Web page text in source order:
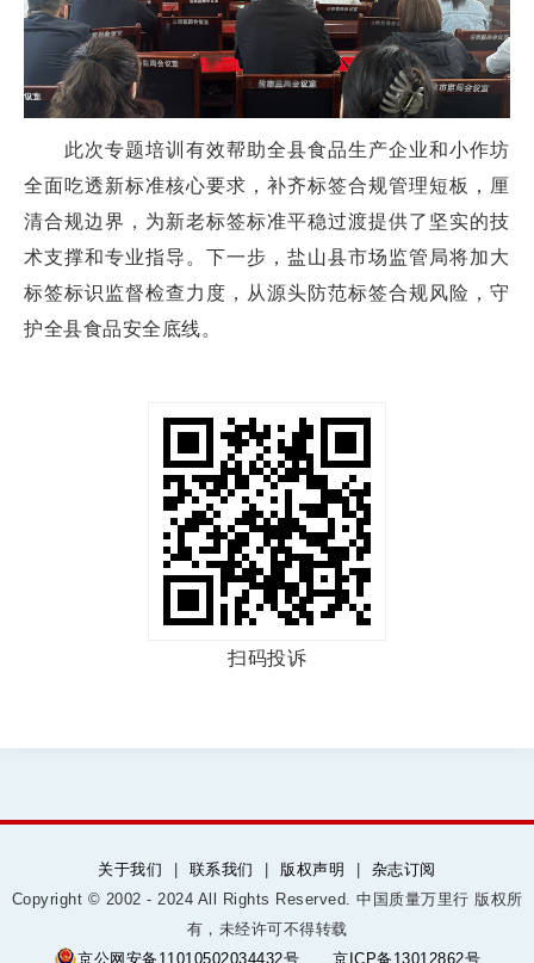
此次专题培训有效帮助全县食品生产企业和小作坊
全面吃透新标准核心要求，补齐标签合规管理短板，厘
清合规边界，为新老标签标准平稳过渡提供了坚实的技
术支撑和专业指导。下一步，盐山县市场监管局将加大
标签标识监督检查力度，从源头防范标签合规风险，守
护全县食品安全底线。
扫码投诉
关于我们 联系我们 版权声明
杂志订阅
Copyright © 2002 - 2024 All Rights Reserved. 中国质量万里行 版权所
有，未经许可不得转载
京公网安备11010502034432号
京ICP备13012862号